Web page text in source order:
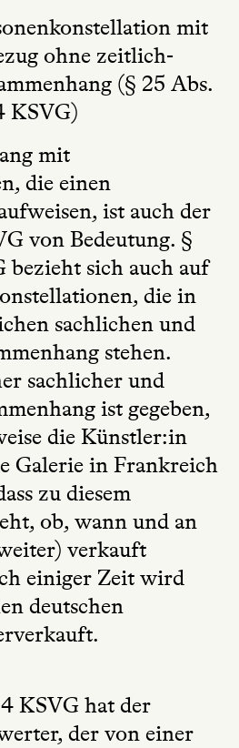
mit
ohne zeitlich-
(§ 25 Abs.
KSVG)
mit
die einen
ist auch der
von Bedeutung. §
bezieht sich auch auf
die in
sachlichen und
stehen.
sachlicher und
ist gegeben,
die Künstler:in
Galerie in Frankreich
zu diesem
ob, wann und an
verkauft
einiger Zeit wird
deutschen
KSVG hat der
der von einer